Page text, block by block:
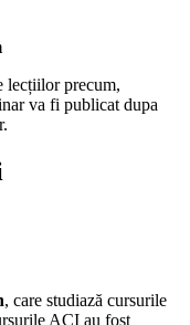
lecțiilor precum,
va fi publicat dupa
, care studiază cursurile
ACI au fost